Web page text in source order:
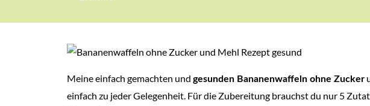
Meine einfach gemachten und gesunden Bananenwaffeln ohne Zucker
einfach zu jeder Gelegenheit. Für die Zubereitung brauchst du nur 5